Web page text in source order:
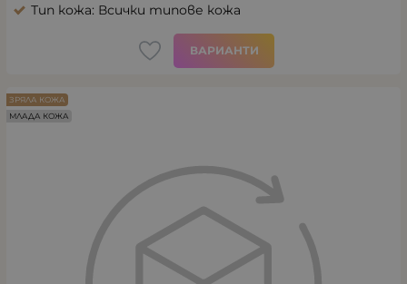
Тип кожа: Всички типове кожа
ВАРИАНТИ
ЗРЯЛА КОЖА
МЛАДА КОЖА